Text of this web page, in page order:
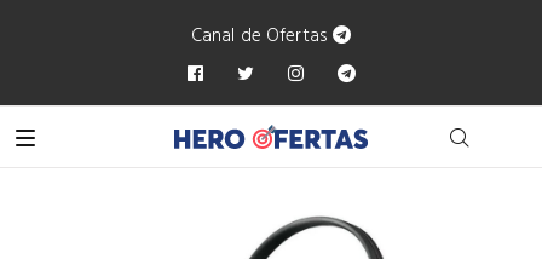
Canal de Ofertas